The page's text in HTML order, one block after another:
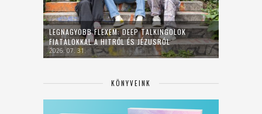
LEGNAGYOBB FLEXEM: DEEP TALKINGOLOK
FIATALOKKAL A HITRŐL ÉS JÉZUSRÓL
2026. 07. 31.
KÖNYVEINK